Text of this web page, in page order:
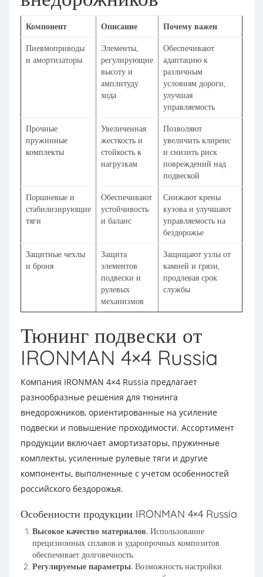
Компонент Описание Почему важен
Пневмоприводы
и амортизаторы
Элементы,
регулирующие
высоту и
амплитуду
хода
Обеспечивают
адаптацию к
различным
условиям дороги,
улучшая
управляемость
Прочные
пружинные
комплекты
Увеличенная
жесткость и
стойкость к
нагрузкам
Позволяют
увеличить клиренс
и снизить риск
повреждений над
подвеской
Поршневые и
стабилизирующие
тяги
Обеспечивают
устойчивость
и баланс
Снижают крены
кузова и улучшают
управляемость на
бездорожье
Защитные чехлы
и броня
Защита
элементов
подвески и
рулевых
механизмов
Защищают узлы от
камней и грязи,
продлевая срок
службы
Тюнинг подвески от
IRONMAN 4×4 Russia
Компания IRONMAN 4×4 Russia предлагает
разнообразные решения для тюнинга
внедорожников, ориентированные на усиление
подвески и повышение проходимости. Ассортимент
продукции включает амортизаторы, пружинные
комплекты, усиленные рулевые тяги и другие
компоненты, выполненные с учетом особенностей
российского бездорожья.
Особенности продукции IRONMAN 4×4 Russia
Высокое качество материалов. Использование
прецизионных сплавов и ударопрочных композитов
обеспечивает долговечность.
Регулируемые параметры. Возможность настройки